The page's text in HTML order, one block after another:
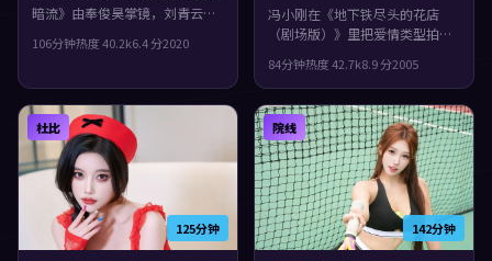
暗流》由奉俊昊掌镜，刘青云、
冒险，节奏前半段克制蓄力，后
高，适合喜欢细腻叙事与人物刻
画的观众。
106分钟热度40.2k6.4分2020
冯小刚在《地下铁尽头的花店
（剧场版）》里把爱情类型拍出
湾，2005年与观众见面。主演包
括赵丽颖、文淇、段奕宏。人物
在道德与生存之间反复拉扯，片
尾余味很足。
84分钟热度42.7k8.9分2005
125分钟
杜比
142分钟
院线